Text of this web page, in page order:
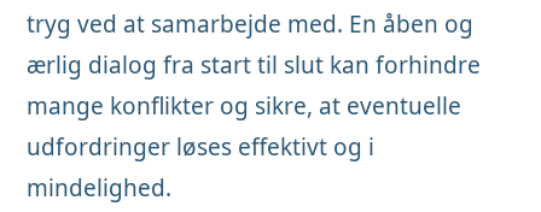
tryg ved at samarbejde med. En åben og
ærlig dialog fra start til slut kan forhindre
mange konflikter og sikre, at eventuelle
udfordringer løses effektivt og i
mindelighed.